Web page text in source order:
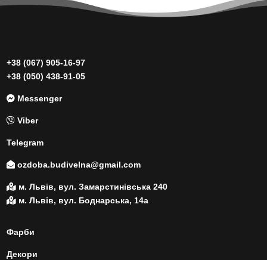
+38 (067) 905-16-97
+38 (050) 438-91-05
Messenger
Viber
Telegram
ozdoba.budivelna@gmail.com
м. Львів, вул. Замарстинівська 240
м. Львів, вул. Боднарська, 14а
Фарби
Декори